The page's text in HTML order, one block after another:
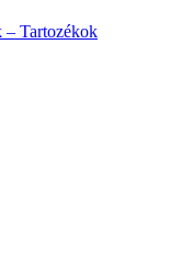
– Tartozékok